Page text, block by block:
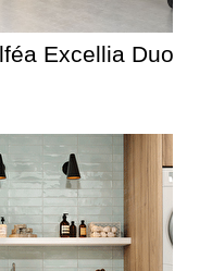
Excellia Duo